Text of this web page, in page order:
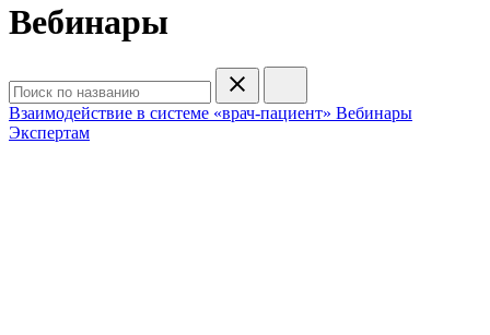
Вебинары
Взаимодействие в системе «врач-пациент» Вебинары
Экспертам